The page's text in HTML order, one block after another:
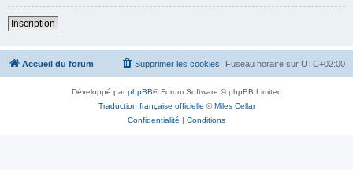
Inscription
Accueil du forum Fuseau horaire sur UTC+02:00
Supprimer les cookies
Développé parphpBB® Forum Software © phpBB Limited
Traduction française officielle ©Miles Cellar
Confidentialité | Conditions